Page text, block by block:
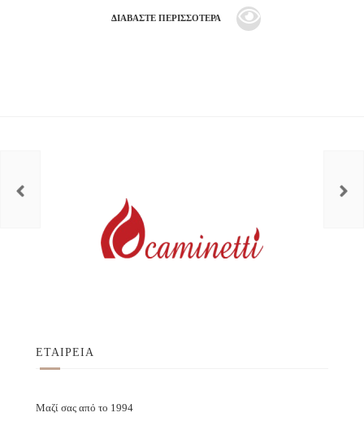
ΔΙΑΒΆΣΤΕ ΠΕΡΙΣΣΌΤΕΡΑ
ΕΤΑΙΡΕΙΑ
Μαζί σας από το 1994